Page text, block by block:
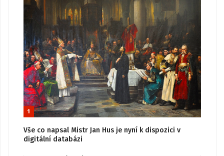
1
Vše co napsal Mistr Jan Hus je nyní k dispozici v
digitální databázi